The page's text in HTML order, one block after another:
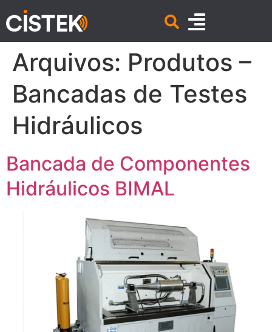
Arquivos: Produtos –
Bancadas de Testes
Hidráulicos
Bancada de Componentes
Hidráulicos BIMAL